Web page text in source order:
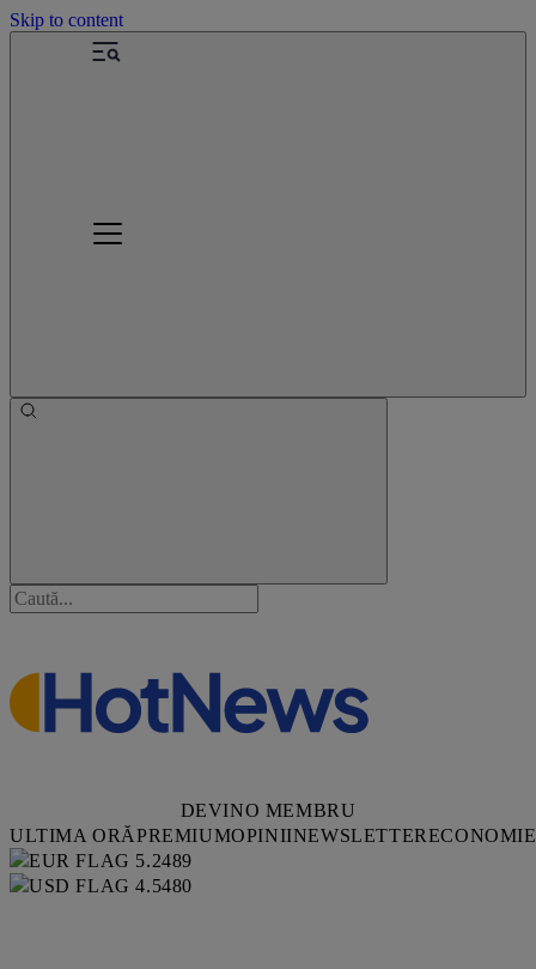
Skip to content
DEVINO MEMBRU
ULTIMA ORĂPREMIUMOPINIINEWSLETTERECONOMIE
5.2489
4.5480